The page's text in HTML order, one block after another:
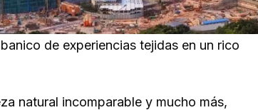
de experiencias tejidas en un rico
natural incomparable y mucho más,